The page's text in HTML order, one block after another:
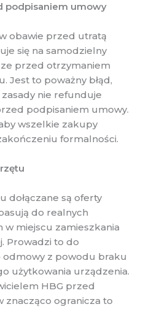
podpisaniem umowy
obawie przed utratą
się na samodzielny
przed otrzymaniem
Jest to poważny błąd,
nie refunduje
podpisaniem umowy.
wszelkie zakupy
formalności.
dołączane są oferty
do realnych
miejscu zamieszkania
Prowadzi to do
z powodu braku
użytkowania urządzenia.
HBG przed
znacząco ogranicza to